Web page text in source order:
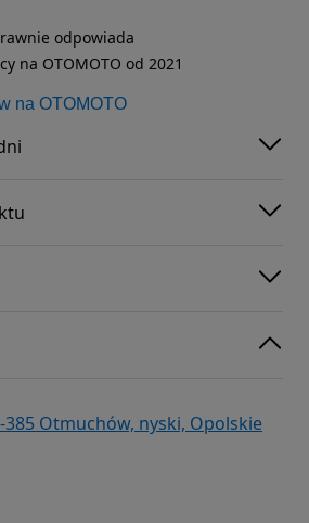
odpowiada
na OTOMOTO od 2021
na OTOMOTO
385 Otmuchów, nyski, Opolskie